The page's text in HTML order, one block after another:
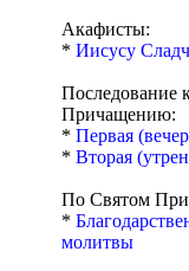
Акафисты:
* Иисусу
Последование
Причащению:
* Первая
* Вторая
По Святом
*
молитвы